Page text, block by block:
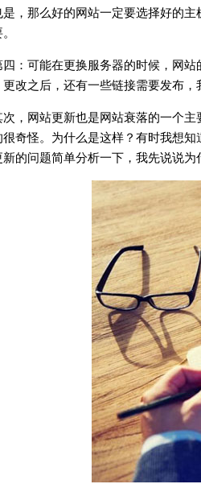
是，那么好的网站一定要选择好的
四：可能在更换服务器的时候，网
改之后，还有一些链接需要发布，
次，网站更新也是网站衰落的一个
很奇怪。为什么是这样？有时我想
新的问题简单分析一下，我先说说为